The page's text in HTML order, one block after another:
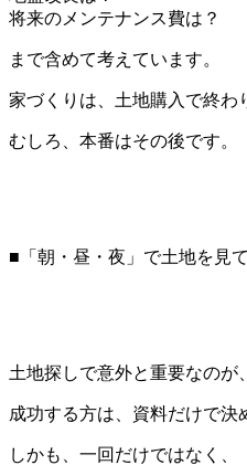
将来のメンテナンス費は？
まで含めて考えています。
家づくりは、土地購入で終わ
むしろ、本番はその後です。
■「朝・昼・夜」で土地を見
土地探しで意外と重要なのが
成功する方は、資料だけで決
しかも、一回だけではなく、